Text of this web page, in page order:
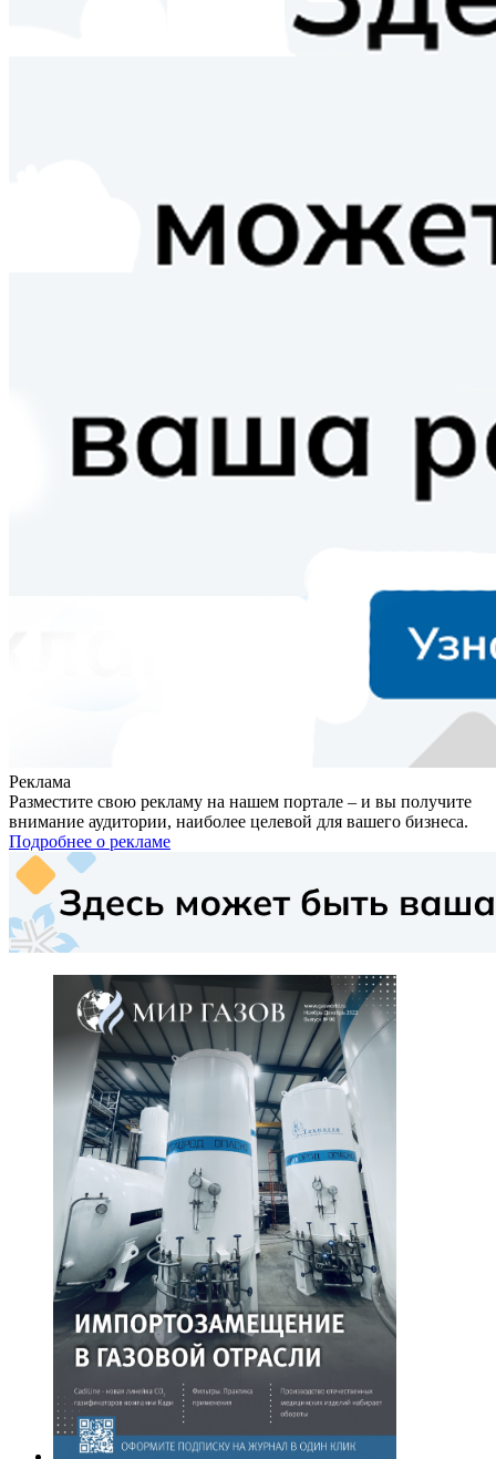
Реклама
Разместите свою рекламу на нашем портале – и вы получите
внимание аудитории, наиболее целевой для вашего бизнеса.
Подробнее о рекламе